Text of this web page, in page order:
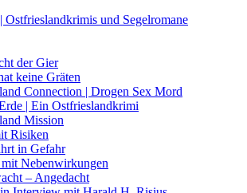
Ostfrieslandkrimis und Segelromane
der Gier
keine Gräten
Connection | Drogen Sex Mord
| Ein Ostfrieslandkrimi
Mission
Risiken
in Gefahr
mit Nebenwirkungen
– Angedacht